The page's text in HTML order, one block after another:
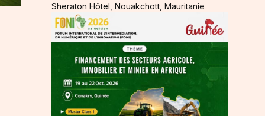
Sheraton Hôtel, Nouakchott, Mauritanie